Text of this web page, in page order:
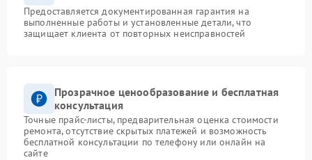
Предоставляется документированная гарантия на
выполненные работы и установленные детали, что
защищает клиента от повторных неисправностей
Прозрачное ценообразование и бесплатная
консультация
Точные прайс-листы, предварительная оценка стоимости
ремонта, отсутствие скрытых платежей и возможность
бесплатной консультации по телефону или онлайн на
сайте